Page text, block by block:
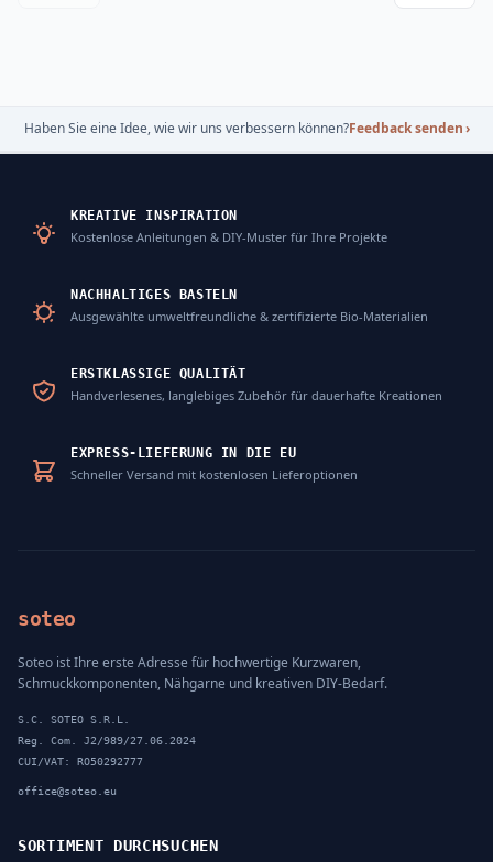
Haben Sie eine Idee, wie wir uns verbessern können?Feedback senden›
KREATIVE INSPIRATION
Kostenlose Anleitungen & DIY-Muster für Ihre Projekte
NACHHALTIGES BASTELN
Ausgewählte umweltfreundliche & zertifizierte Bio-Materialien
ERSTKLASSIGE QUALITÄT
Handverlesenes, langlebiges Zubehör für dauerhafte Kreationen
EXPRESS-LIEFERUNG IN DIE EU
Schneller Versand mit kostenlosen Lieferoptionen
soteo
Soteo ist Ihre erste Adresse für hochwertige Kurzwaren,
Schmuckkomponenten, Nähgarne und kreativen DIY-Bedarf.
S.C. SOTEO S.R.L.
Reg. Com. J2/989/27.06.2024
CUI/VAT: RO50292777
office@soteo.eu
SORTIMENT DURCHSUCHEN